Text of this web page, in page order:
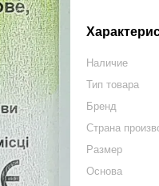
Наличие
Тип товара
Бренд
Страна
Размер
Основа